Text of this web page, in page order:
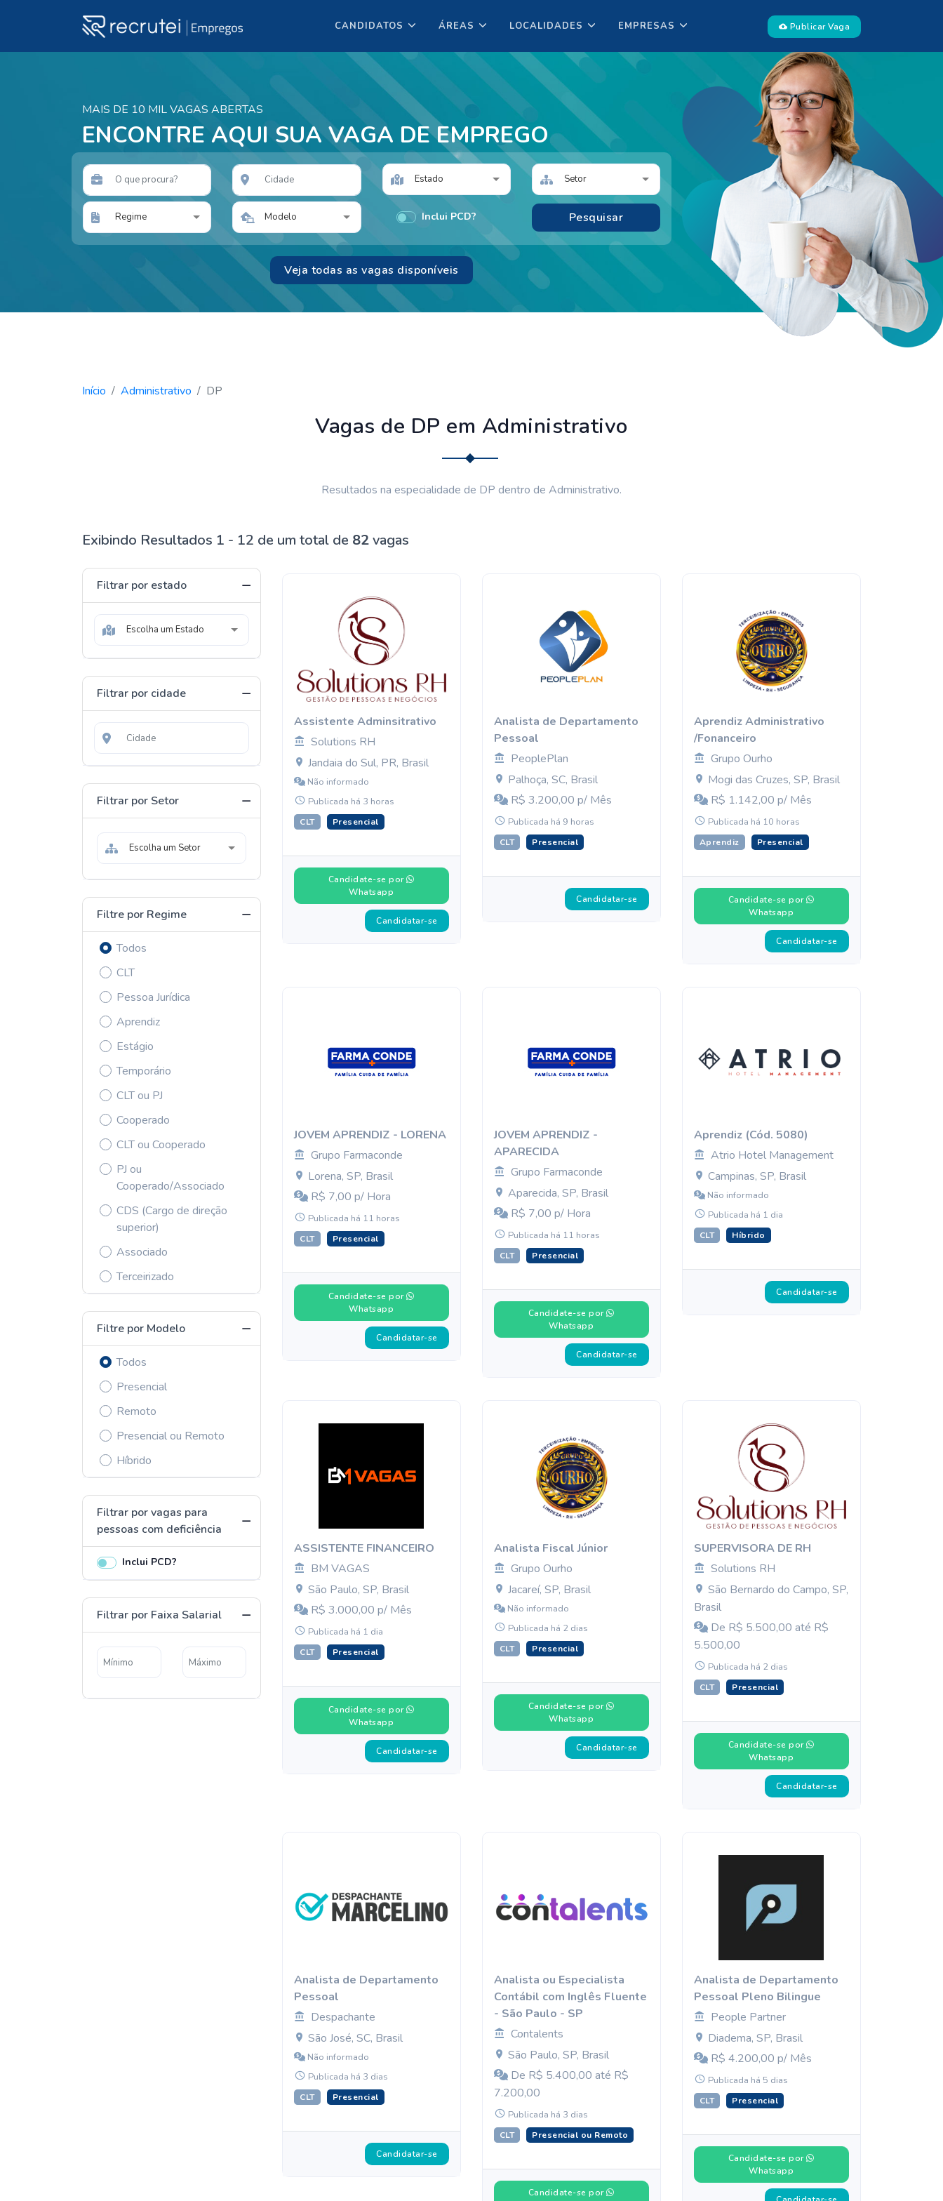
Publicar Vaga
CANDIDATOS ÁREAS LOCALIDADES EMPRESAS
MAIS DE 10 MIL VAGAS ABERTAS
ENCONTRE AQUI SUA VAGA DE EMPREGO
Estado Setor
Regime Modelo Inclui PCD?
Veja todas as vagas disponíveis
Início Administrativo DP
Vagas de DP em Administrativo
Resultados na especialidade de DP dentro de Administrativo.
Exibindo Resultados 1 - 12 de um total de 82vagas
Filtrar por estado
Escolha um Estado
Filtrar por cidade
Filtrar por Setor
Escolha um Setor
Filtre por Regime
Todos
CLT
Pessoa Jurídica
Aprendiz
Estágio
Temporário
CLT ou PJ
Cooperado
CLT ou Cooperado
PJ ou
Cooperado/Associado
CDS (Cargo de direção
superior)
Associado
Terceirizado
Filtre por Modelo
Todos
Presencial
Remoto
Presencial ou Remoto
Híbrido
Filtrar por vagas para
pessoas com deficiência
Inclui PCD?
Filtrar por Faixa Salarial
Assistente Adminsitrativo
Solutions RH
Jandaia do Sul, PR, Brasil
Não informado
Publicada há 3 horas
CLT Presencial
Candidate-se por
Whatsapp
Candidatar-se
Analista de Departamento
Pessoal
PeoplePlan
Palhoça, SC, Brasil
R$ 3.200,00 p/ Mês
Publicada há 9 horas
CLT Presencial
Candidatar-se
Aprendiz Administrativo
/Fonanceiro
Grupo Ourho
Mogi das Cruzes, SP, Brasil
R$ 1.142,00 p/ Mês
Publicada há 10 horas
Aprendiz Presencial
Candidate-se por
Whatsapp
Candidatar-se
JOVEM APRENDIZ - LORENA
Grupo Farmaconde
Lorena, SP, Brasil
R$ 7,00 p/ Hora
Publicada há 11 horas
CLT Presencial
Candidate-se por
Whatsapp
Candidatar-se
JOVEM APRENDIZ -
APARECIDA
Grupo Farmaconde
Aparecida, SP, Brasil
R$ 7,00 p/ Hora
Publicada há 11 horas
CLT Presencial
Candidate-se por
Whatsapp
Candidatar-se
Aprendiz (Cód. 5080)
Atrio Hotel Management
Campinas, SP, Brasil
Não informado
Publicada há 1 dia
CLT Híbrido
Candidatar-se
ASSISTENTE FINANCEIRO
BM VAGAS
São Paulo, SP, Brasil
R$ 3.000,00 p/ Mês
Publicada há 1 dia
CLT Presencial
Candidate-se por
Whatsapp
Candidatar-se
Analista Fiscal Júnior
Grupo Ourho
Jacareí, SP, Brasil
Não informado
Publicada há 2 dias
CLT Presencial
Candidate-se por
Whatsapp
Candidatar-se
SUPERVISORA DE RH
Solutions RH
São Bernardo do Campo, SP,
Brasil
De R$ 5.500,00 até R$
5.500,00
Publicada há 2 dias
CLT Presencial
Candidate-se por
Whatsapp
Candidatar-se
Analista de Departamento
Pessoal
Despachante
São José, SC, Brasil
Não informado
Publicada há 3 dias
CLT Presencial
Candidatar-se
Analista ou Especialista
Contábil com Inglês Fluente
- São Paulo - SP
Contalents
São Paulo, SP, Brasil
De R$ 5.400,00 até R$
7.200,00
Publicada há 3 dias
CLT Presencial ou Remoto
Candidate-se por
Analista de Departamento
Pessoal Pleno Bilingue
People Partner
Diadema, SP, Brasil
R$ 4.200,00 p/ Mês
Publicada há 5 dias
CLT Presencial
Candidate-se por
Whatsapp